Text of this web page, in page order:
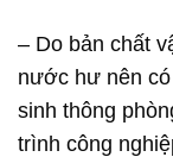
– Do bản chất
nước hư nên
sinh thông
trình công